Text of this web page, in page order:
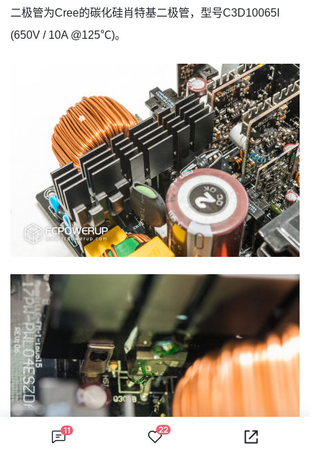
二极管为Cree的碳化硅肖特基二极管，型号C3D10065I
(650V / 10A @125℃)。
11 22